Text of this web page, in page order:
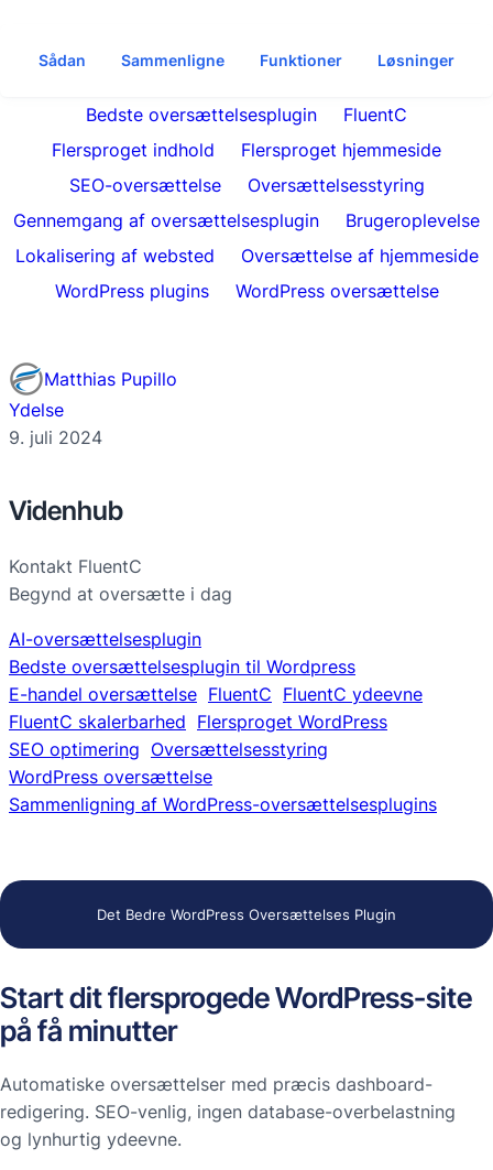
Sådan Sammenligne Funktioner Løsninger
Bedste oversættelsesplugin
FluentC
Flersproget indhold
Flersproget hjemmeside
SEO-oversættelse
Oversættelsesstyring
Gennemgang af oversættelsesplugin
Brugeroplevelse
Lokalisering af websted
Oversættelse af hjemmeside
WordPress plugins
WordPress oversættelse
Matthias Pupillo
Ydelse
9. juli 2024
Videnhub
Kontakt FluentC
Begynd at oversætte i dag
AI-oversættelsesplugin
Bedste oversættelsesplugin til Wordpress
E-handel oversættelse FluentC FluentC ydeevne
FluentC skalerbarhed Flersproget WordPress
SEO optimering Oversættelsesstyring
WordPress oversættelse
Sammenligning af WordPress-oversættelsesplugins
Det Bedre WordPress Oversættelses Plugin
Start dit flersprogede WordPress-site
på få minutter
Automatiske oversættelser med præcis dashboard-
redigering. SEO-venlig, ingen database-overbelastning
og lynhurtig ydeevne.